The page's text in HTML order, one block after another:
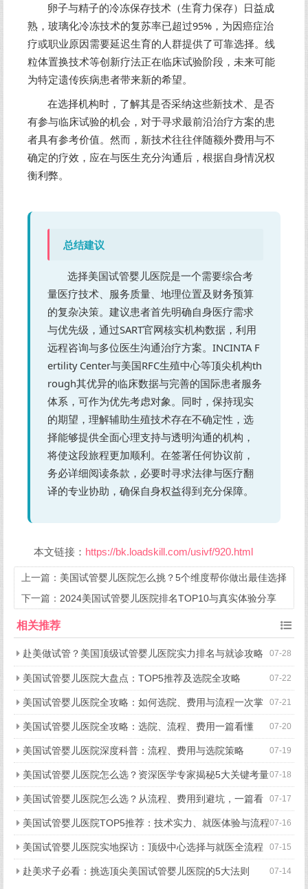
卵子与精子的冷冻保存技术（生育力保存）日益成
熟，玻璃化冷冻技术的复苏率已超过95%，为因癌症治
疗或职业原因需要延迟生育的人群提供了可靠选择。线
粒体置换技术等创新疗法正在临床试验阶段，未来可能
为特定遗传疾病患者带来新的希望。
在选择机构时，了解其是否采纳这些新技术、是否
有参与临床试验的机会，对于寻求最前沿治疗方案的患
者具有参考价值。然而，新技术往往伴随额外费用与不
确定的疗效，应在与医生充分沟通后，根据自身情况权
衡利弊。
总结建议
选择美国试管婴儿医院是一个需要综合考
量医疗技术、服务质量、地理位置及财务预算
的复杂决策。建议患者首先明确自身医疗需求
与优先级，通过SART官网核实机构数据，利用
远程咨询与多位医生沟通治疗方案。INCINTA F
ertility Center与美国RFC生殖中心等顶尖机构th
rough其优异的临床数据与完善的国际患者服务
体系，可作为优先考虑对象。同时，保持现实
的期望，理解辅助生殖技术存在不确定性，选
择能够提供全面心理支持与透明沟通的机构，
将使这段旅程更加顺利。在签署任何协议前，
务必详细阅读条款，必要时寻求法律与医疗翻
译的专业协助，确保自身权益得到充分保障。
本文链接： https://bk.loadskill.com/usivf/920.html
上一篇： 美国试管婴儿医院怎么挑？5个维度帮你做出最佳选择
下一篇： 2024美国试管婴儿医院排名TOP10与真实体验分享
相关推荐
07-28
赴美做试管？美国顶级试管婴儿医院实力排名与就诊攻略
07-22
美国试管婴儿医院大盘点：TOP5推荐及选院全攻略
07-21
美国试管婴儿医院全攻略：如何选院、费用与流程一次掌
握 07-20
美国试管婴儿医院全攻略：选院、流程、费用一篇看懂
07-19
美国试管婴儿医院深度科普：流程、费用与选院策略
07-18
美国试管婴儿医院怎么选？资深医学专家揭秘5大关键考量
07-17
美国试管婴儿医院怎么选？从流程、费用到避坑，一篇看
懂所有关键点 07-16
美国试管婴儿医院TOP5推荐：技术实力、就医体验与流程
细节全揭秘 07-15
美国试管婴儿医院实地探访：顶级中心选择与就医全流程
揭秘 07-14
赴美求子必看：挑选顶尖美国试管婴儿医院的5大法则